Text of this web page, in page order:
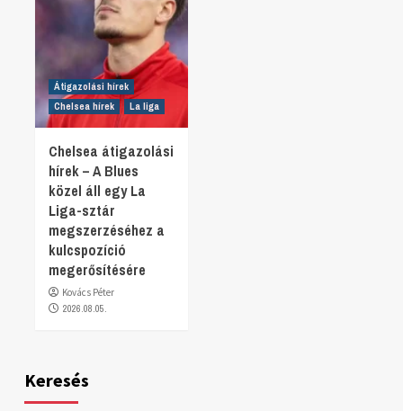
Átigazolási hírek
Chelsea hírek
La liga
Chelsea átigazolási
hírek – A Blues
közel áll egy La
Liga-sztár
megszerzéséhez a
kulcspozíció
megerősítésére
Kovács Péter
2026.08.05.
Keresés